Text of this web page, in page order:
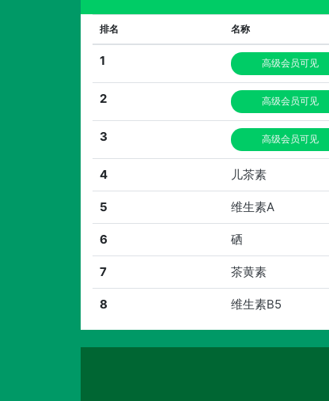
排名 名称
1 高级会员可见
2 高级会员可见
3 高级会员可见
4 儿茶素
5 维生素A
6 硒
7 茶黄素
8 维生素B5